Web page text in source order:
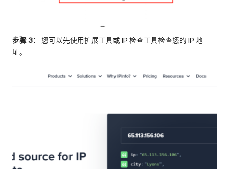
步骤 3：
您可以先使用扩展工具或 IP 检查工具检查您的 IP 地
址。